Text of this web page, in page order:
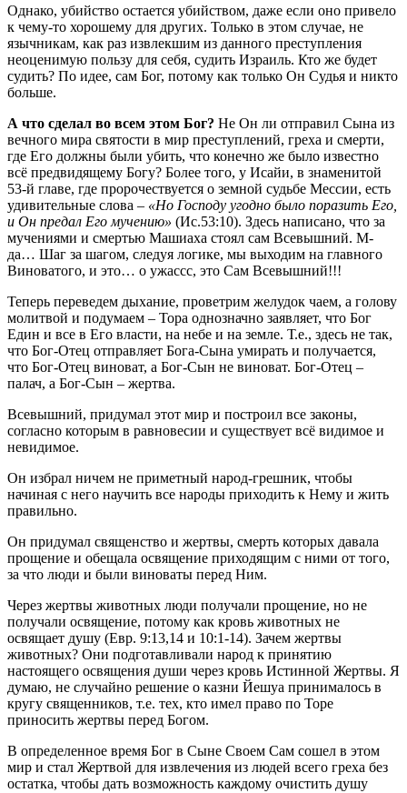
Однако, убийство остается убийством, даже если оно привело
к чему-то хорошему для других. Только в этом случае, не
язычникам, как раз извлекшим из данного преступления
неоценимую пользу для себя, судить Израиль. Кто же будет
судить? По идее, сам Бог, потому как только Он Судья и никто
больше.
А что сделал во всем этом Бог? Не Он ли отправил Сына из
вечного мира святости в мир преступлений, греха и смерти,
где Его должны были убить, что конечно же было известно
всё предвидящему Богу? Более того, у Исайи, в знаменитой
53-й главе, где пророчествуется о земной судьбе Мессии, есть
удивительные слова – «Но Господу угодно было поразить Его,
и Он предал Его мучению» (Ис.53:10). Здесь написано, что за
мучениями и смертью Машиаха стоял сам Всевышний. М-
да… Шаг за шагом, следуя логике, мы выходим на главного
Виноватого, и это… о ужассс, это Сам Всевышний!!!
Теперь переведем дыхание, проветрим желудок чаем, а голову
молитвой и подумаем – Тора однозначно заявляет, что Бог
Един и все в Его власти, на небе и на земле. Т.е., здесь не так,
что Бог-Отец отправляет Бога-Сына умирать и получается,
что Бог-Отец виноват, а Бог-Сын не виноват. Бог-Отец –
палач, а Бог-Сын – жертва.
Всевышний, придумал этот мир и построил все законы,
согласно которым в равновесии и существует всё видимое и
невидимое.
Он избрал ничем не приметный народ-грешник, чтобы
начиная с него научить все народы приходить к Нему и жить
правильно.
Он придумал священство и жертвы, смерть которых давала
прощение и обещала освящение приходящим с ними от того,
за что люди и были виноваты перед Ним.
Через жертвы животных люди получали прощение, но не
получали освящение, потому как кровь животных не
освящает душу (Евр. 9:13,14 и 10:1-14). Зачем жертвы
животных? Они подготавливали народ к принятию
настоящего освящения души через кровь Истинной Жертвы. Я
думаю, не случайно решение о казни Йешуа принималось в
кругу священников, т.е. тех, кто имел право по Торе
приносить жертвы перед Богом.
В определенное время Бог в Сыне Своем Сам сошел в этом
мир и стал Жертвой для извлечения из людей всего греха без
остатка, чтобы дать возможность каждому очистить душу